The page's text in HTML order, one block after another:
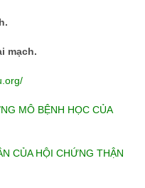
mạch.
MÔ BỆNH HỌC CỦA
CỦA HỘI CHỨNG THẬN